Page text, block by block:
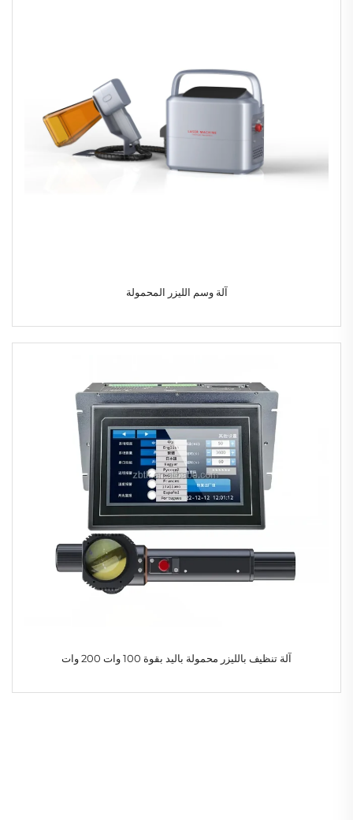
آلة وسم الليزر المحمولة
آلة تنظيف بالليزر محمولة باليد بقوة 100 وات 200 وات